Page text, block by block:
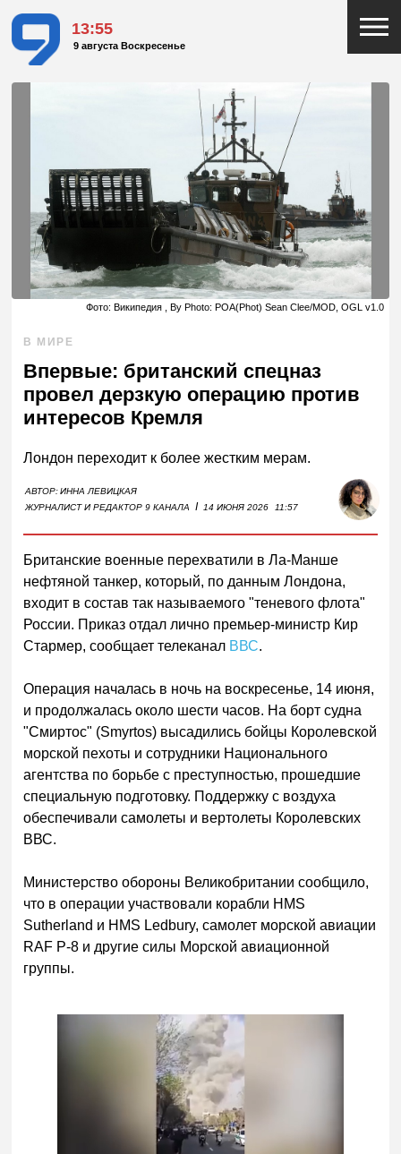
13:55
9 августа Воскресенье
Фото: Википедия , By Photo: POA(Phot) Sean Clee/MOD, OGL v1.0
В МИРЕ
Впервые: британский спецназ
провел дерзкую операцию против
интересов Кремля
Лондон переходит к более жестким мерам.
АВТОР:ИННА ЛЕВИЦКАЯ
ЖУРНАЛИСТ И РЕДАКТОР 9 КАНАЛА
I 14 ИЮНЯ 2026 11:57
Британские военные перехватили в Ла-Манше
нефтяной танкер, который, по данным Лондона,
входит в состав так называемого "теневого флота"
России. Приказ отдал лично премьер-министр Кир
Стармер, сообщает телеканал ВВС.
Операция началась в ночь на воскресенье, 14 июня,
и продолжалась около шести часов. На борт судна
"Смиртос" (Smyrtos) высадились бойцы Королевской
морской пехоты и сотрудники Национального
агентства по борьбе с преступностью, прошедшие
специальную подготовку. Поддержку с воздуха
обеспечивали самолеты и вертолеты Королевских
ВВС.
Министерство обороны Великобритании сообщило,
что в операции участвовали корабли HMS
Sutherland и HMS Ledbury, самолет морской авиации
RAF P-8 и другие силы Морской авиационной
группы.